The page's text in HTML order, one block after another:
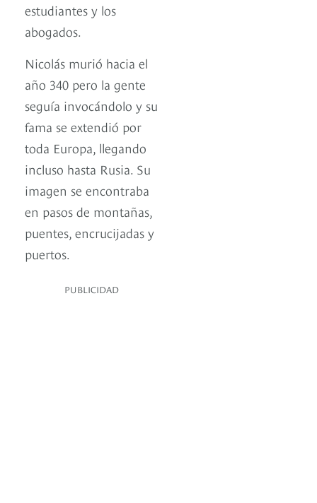
estudiantes y los
abogados.
Nicolás murió hacia el
año 340 pero la gente
seguía invocándolo y su
fama se extendió por
toda Europa, llegando
incluso hasta Rusia. Su
imagen se encontraba
en pasos de montañas,
puentes, encrucijadas y
puertos.
PUBLICIDAD